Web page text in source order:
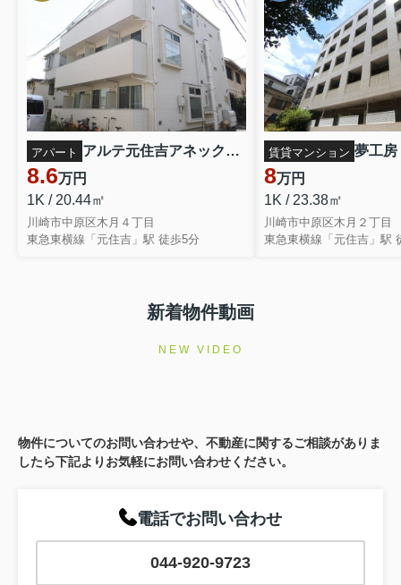
アパート アルテ元住吉アネックス 302
8.6万円
1K / 20.44㎡
川崎市中原区木月４丁目
東急東横線「元住吉」駅 徒歩5分
賃貸マンション 夢工房
8万円
1K / 23.38㎡
川崎市中原区木月２丁目
東急東横線「元住吉」駅
新着物件動画
NEW VIDEO
物件についてのお問い合わせや、不動産に関するご相談がありま
したら下記よりお気軽にお問い合わせください。
電話でお問い合わせ
044-920-9723